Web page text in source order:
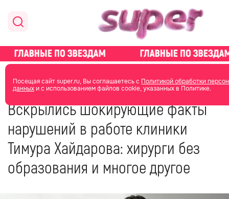
Посещая сайт super.ru, Вы соглашаетесь с Политикой обработки
данныхи с использованием файлов cookie, указанных в Политике.
главная новости о звездах
Вскрылись шокирующие факты
нарушений в работе клиники
Тимура Хайдарова: хирурги без
образования и многое другое